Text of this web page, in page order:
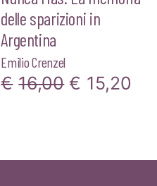
delle sparizioni in
Argentina
Emilio Crenzel
€ 16,00 Il
era:
€ 15,20
è: